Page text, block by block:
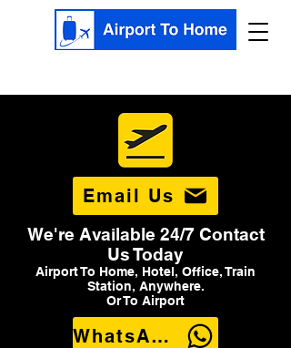
Email Us
We're Available 24/7 Contact
Us Today
Airport To Home, Hotel, Office, Train
Station, Anywhere.
Or To Airport
WhatsApp Us